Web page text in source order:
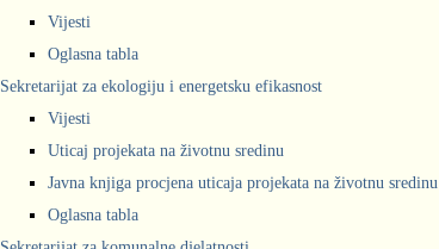
Vijesti
Oglasna tabla
Sekretarijat za ekologiju i energetsku efikasnost
Vijesti
Uticaj projekata na životnu sredinu
Javna knjiga procjena uticaja projekata na životnu sredinu
Oglasna tabla